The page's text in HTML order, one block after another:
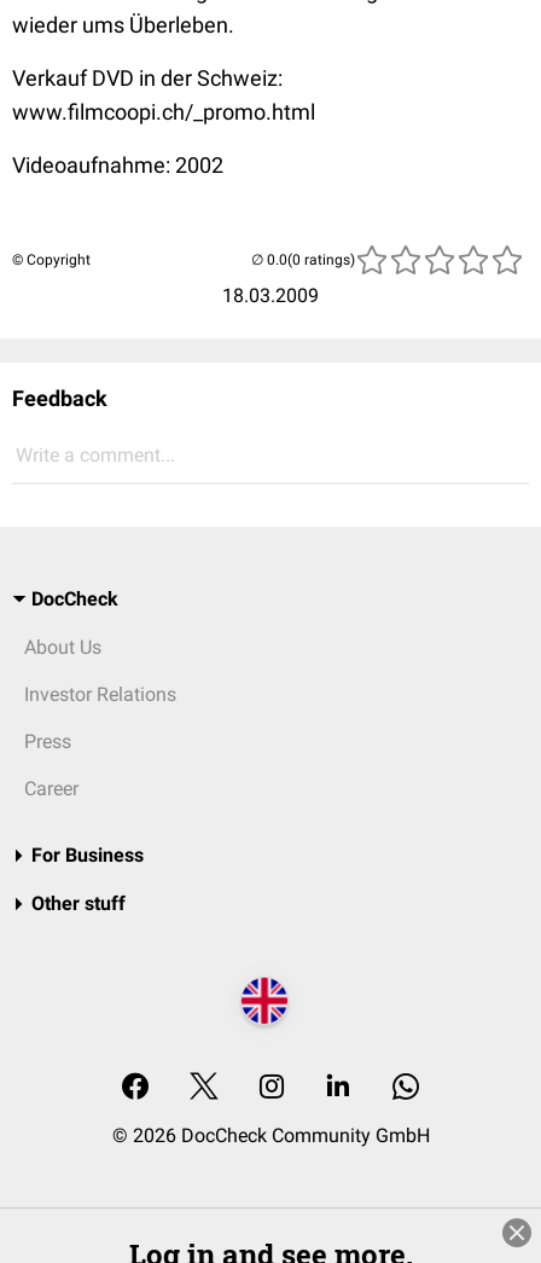
wieder ums Überleben.
Verkauf DVD in der Schweiz:
www.filmcoopi.ch/_promo.html
Videoaufnahme: 2002
© Copyright
18.03.2009
(0 ratings)
Feedback
Write a comment...
DocCheck
About Us
Investor Relations
Press
Career
For Business
Other stuff
© 2026 DocCheck Community GmbH
Log in and see more.